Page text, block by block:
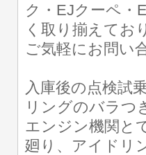
ク・EJクーペ・
く取り揃えてお
ご気軽にお問い
入庫後の点検試
リングのバラつ
エンジン機関と
廻り、アイドリ